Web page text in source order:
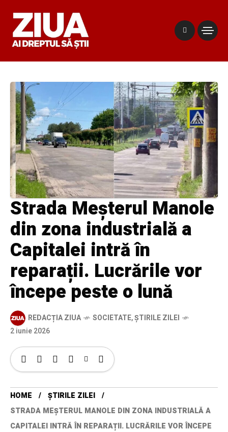
Strada Meșterul Manole
din zona industrială a
Capitalei intră în
reparații. Lucrările vor
începe peste o lună
REDACȚIA ZIUA SOCIETATE,ȘTIRILE ZILEI
2 iunie 2026
HOME
ȘTIRILE ZILEI
STRADA MEȘTERUL MANOLE DIN ZONA INDUSTRIALĂ A
CAPITALEI INTRĂ ÎN REPARAȚII. LUCRĂRILE VOR ÎNCEPE